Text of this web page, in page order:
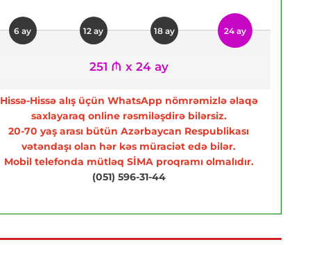
6 ay 12 ay 18 ay 24 ay
251 ₼ x 24 ay
Hissə-Hissə alış üçün WhatsApp nömrəmizlə əlaqə
saxlayaraq online rəsmiləşdirə bilərsiz.
20-70 yaş arası bütün Azərbaycan Respublikası
vətəndaşı olan hər kəs müraciət edə bilər.
Mobil telefonda mütləq SİMA proqramı olmalıdır.
(051) 596-31-44